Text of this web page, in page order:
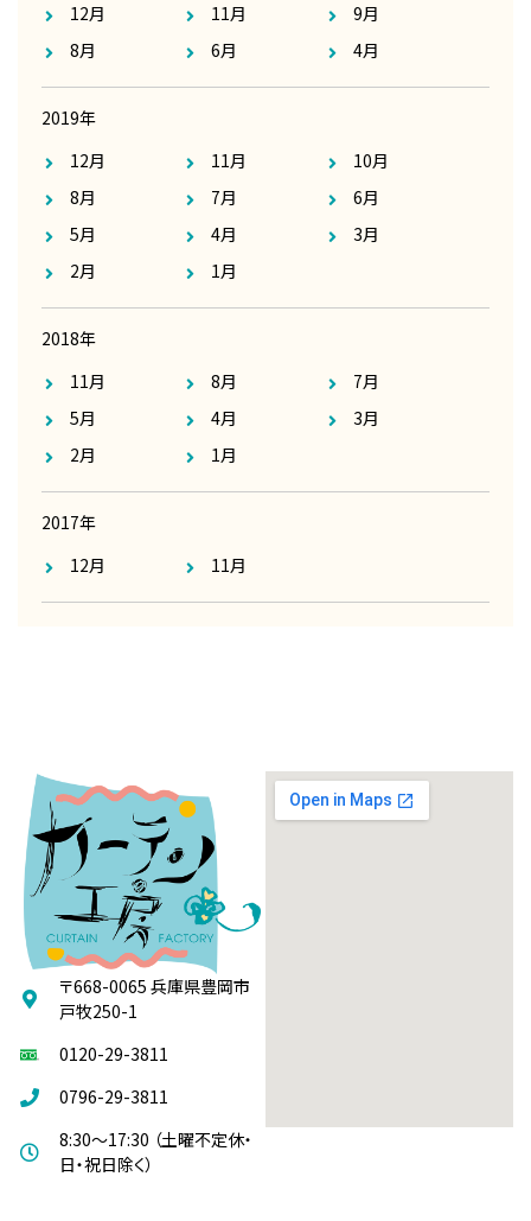
12月
11月
9月
8月
6月 4月
2019年
12月
11月
10月
8月
7月
6月
5月
4月
3月
2月
1月
2018年
11月
8月
7月
5月
4月
3月
2月
1月
2017年
12月
11月
〒668-0065 兵庫県豊岡市
戸牧250-1
0120-29-3811
0796-29-3811
8:30～17:30 （土曜不定休・
日・祝日除く）